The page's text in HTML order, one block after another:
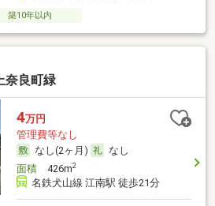
築10年以内
奈良町緑
4万円
管理費等なし
なし(2ヶ月)
なし
面積426m2
名鉄犬山線 江南駅 徒歩21分